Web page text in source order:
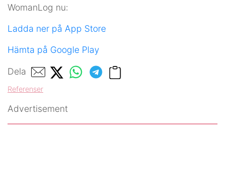
WomanLog nu:
Ladda ner på App Store
Hämta på Google Play
Dela
Referenser
Advertisement